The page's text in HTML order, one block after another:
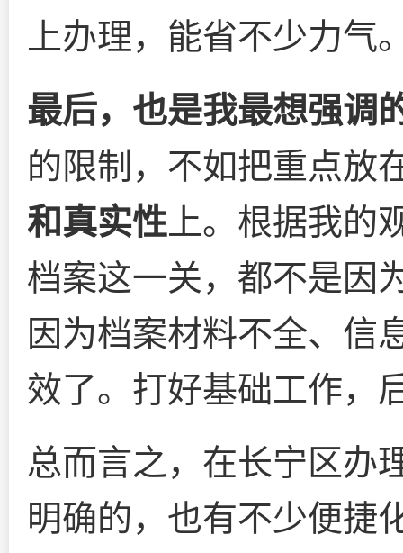
上办理，能省不少力气
最后，也是我最想强调
的限制，不如把重点放
和真实性 上。根据我的
档案这一关，都不是因
因为档案材料不全、信
效了。打好基础工作，
总而言之，在长宁区办
明确的，也有不少便捷